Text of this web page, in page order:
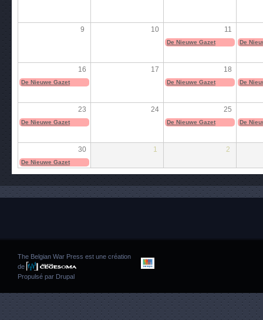
9 10 11
De Nieuwe Gazet De
16 17 18
De Nieuwe Gazet De Nieuwe Gazet De
23 24 25
De Nieuwe Gazet De Nieuwe Gazet De
30 1 2
De Nieuwe Gazet
The Belgian War Press est une création
de
Propulsé par Drupal